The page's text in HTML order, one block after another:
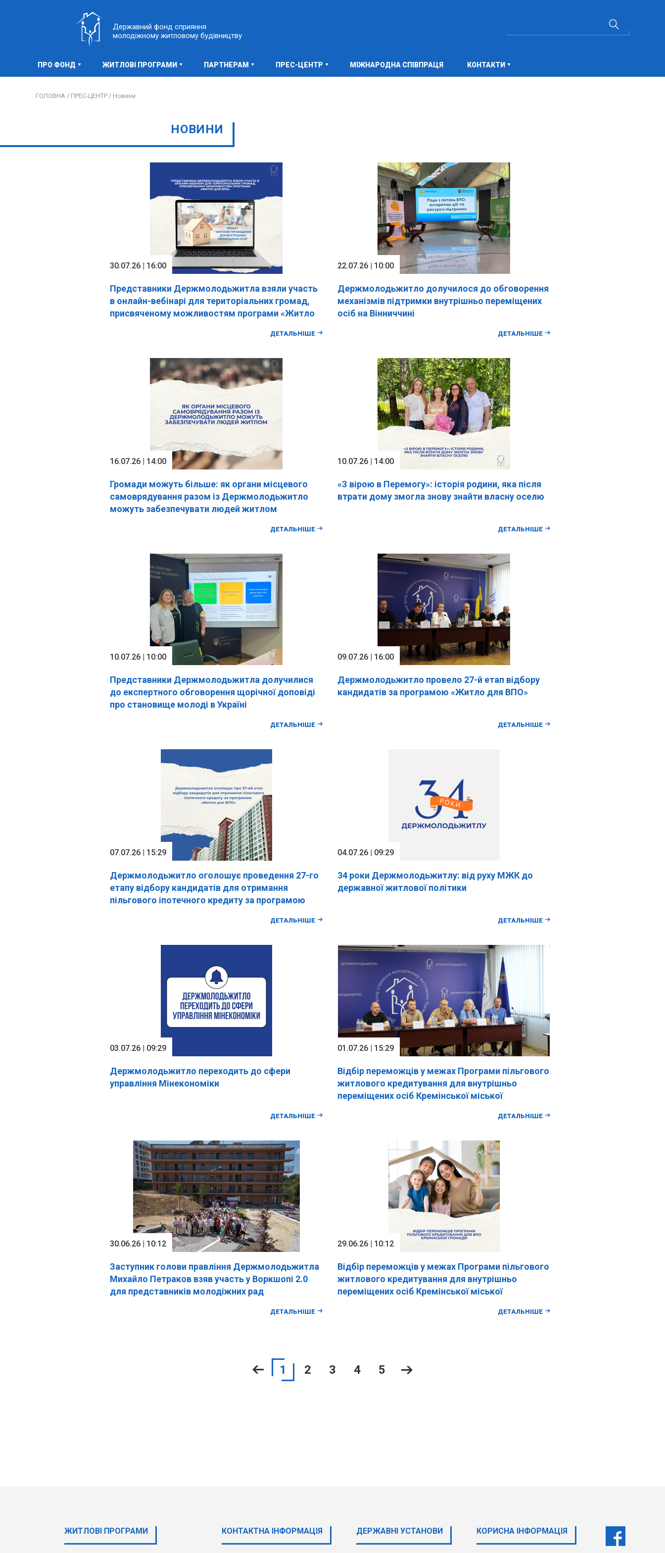
Державний фонд сприяння
молодіжному житловому будівництву
ПРО ФОНД ЖИТЛОВІ ПРОГРАМИ ПАРТНЕРАМ ПРЕС-ЦЕНТР МІЖНАРОДНА СПІВПРАЦЯ КОНТАКТИ
ГОЛОВНА / ПРЕС-ЦЕНТР / Новини
НОВИНИ
30.07.26 | 16:00
Представники Держмолодьжитла взяли участь
в онлайн-вебінарі для територіальних громад,
присвяченому можливостям програми «Житло
ДЕТАЛЬНІШЕ
22.07.26 | 10:00
Держмолодьжитло долучилося до обговорення
механізмів підтримки внутрішньо переміщених
осіб на Вінниччині
ДЕТАЛЬНІШЕ
16.07.26 | 14:00
Громади можуть більше: як органи місцевого
самоврядування разом із Держмолодьжитло
можуть забезпечувати людей житлом
ДЕТАЛЬНІШЕ
10.07.26 | 14:00
«З вірою в Перемогу»: історія родини, яка після
втрати дому змогла знову знайти власну оселю
ДЕТАЛЬНІШЕ
10.07.26 | 10:00
Представники Держмолодьжитла долучилися
до експертного обговорення щорічної доповіді
про становище молоді в Україні
ДЕТАЛЬНІШЕ
09.07.26 | 16:00
Держмолодьжитло провело 27-й етап відбору
кандидатів за програмою «Житло для ВПО»
ДЕТАЛЬНІШЕ
07.07.26 | 15:29
Держмолодьжитло оголошує проведення 27-го
етапу відбору кандидатів для отримання
пільгового іпотечного кредиту за програмою
ДЕТАЛЬНІШЕ
04.07.26 | 09:29
34 роки Держмолодьжитлу: від руху МЖК до
державної житлової політики
ДЕТАЛЬНІШЕ
03.07.26 | 09:29
Держмолодьжитло переходить до сфери
управління Мінекономіки
ДЕТАЛЬНІШЕ
01.07.26 | 15:29
Відбір переможців у межах Програми пільгового
житлового кредитування для внутрішньо
переміщених осіб Кремінської міської
ДЕТАЛЬНІШЕ
30.06.26 | 10:12
Заступник голови правління Держмолодьжитла
Михайло Петраков взяв участь у Воркшопі 2.0
для представників молодіжних рад
ДЕТАЛЬНІШЕ
29.06.26 | 10:12
Відбір переможців у межах Програми пільгового
житлового кредитування для внутрішньо
переміщених осіб Кремінської міської
ДЕТАЛЬНІШЕ
1 2 3 4 5
ЖИТЛОВІ ПРОГРАМИ КОНТАКТНА ІНФОРМАЦІЯ ДЕРЖАВНI УСТАНОВИ КОРИСНА ІНФОРМАЦІЯ